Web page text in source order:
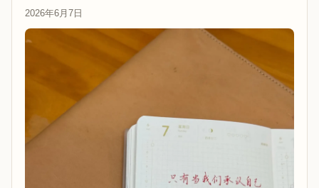
2026年6月7日